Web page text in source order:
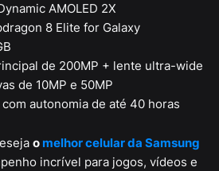
AMOLED 2X
8 Elite for Galaxy
de 200MP + lente ultra-wide
de 10MP e 50MP
autonomia de até 40 horas
o melhor celular da Samsung
incrível para jogos, vídeos e